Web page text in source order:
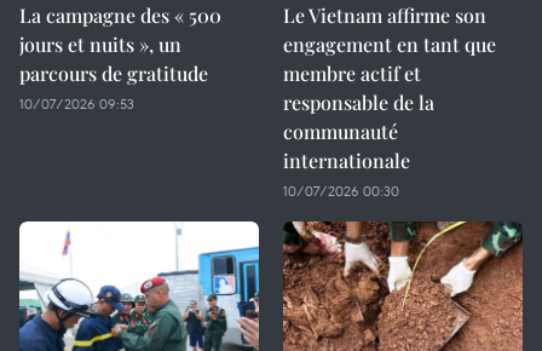
La campagne des « 500
jours et nuits », un
parcours de gratitude
10/07/2026 09:53
Le Vietnam affirme son
engagement en tant que
membre actif et
responsable de la
communauté
internationale
10/07/2026 00:30